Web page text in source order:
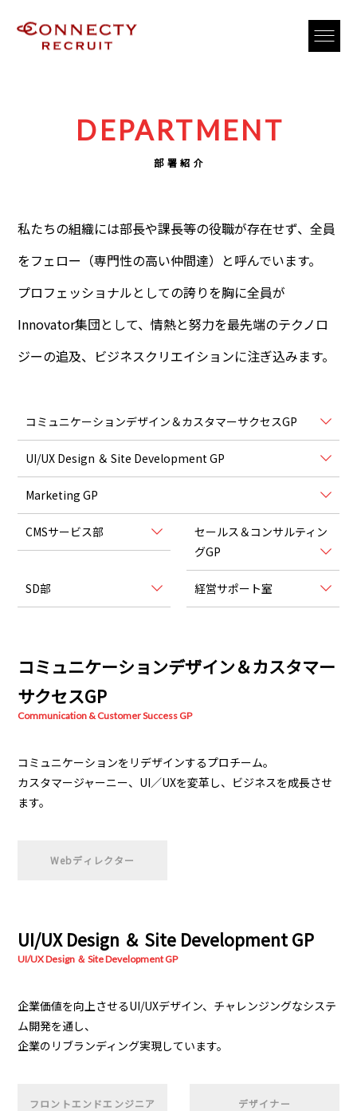
DEPARTMENT
部署紹介
私たちの組織には部長や課長等の役職が存在せず、全員
をフェロー（専門性の高い仲間達）と呼んでいます。
プロフェッショナルとしての誇りを胸に全員が
Innovator集団として、情熱と努力を最先端のテクノロ
ジーの追及、ビジネスクリエイションに注ぎ込みます。
コミュニケーションデザイン＆カスタマーサクセスGP
UI/UX Design ＆ Site Development GP
Marketing GP
CMSサービス部
セールス＆コンサルティン
グGP
SD部 経営サポート室
コミュニケーションデザイン＆カスタマー
サクセスGP
Communication & Customer Success GP
コミュニケーションをリデザインするプロチーム。
カスタマージャーニー、UI／UXを変革し、ビジネスを成長させ
ます。
Webディレクター
UI/UX Design ＆ Site Development GP
UI/UX Design ＆ Site Development GP
企業価値を向上させるUI/UXデザイン、チャレンジングなシステ
ム開発を通し、
企業のリブランディング実現しています。
フロントエンドエンジニア デザイナー